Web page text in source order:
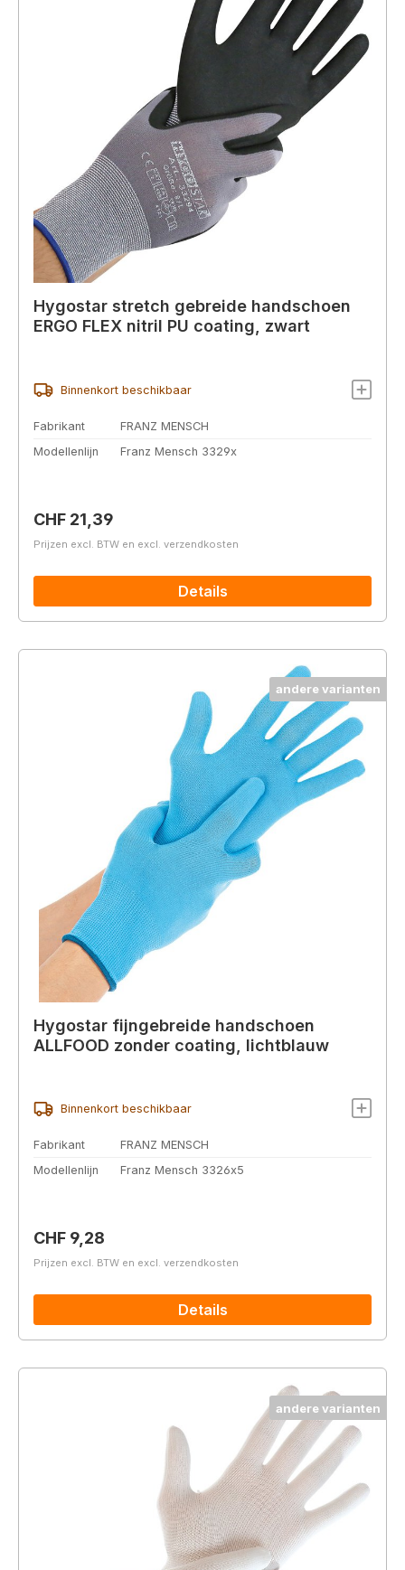
Hygostar stretch gebreide handschoen
ERGO FLEX nitril PU coating, zwart
Binnenkort beschikbaar
Fabrikant
FRANZ MENSCH
Modellenlijn
Franz Mensch 3329x
Normale prijs:
CHF 21,39
Prijzen excl. BTW en excl. verzendkosten
Details
andere varianten
Hygostar fijngebreide handschoen
ALLFOOD zonder coating, lichtblauw
Binnenkort beschikbaar
Fabrikant
FRANZ MENSCH
Modellenlijn
Franz Mensch 3326x5
Normale prijs:
CHF 9,28
Prijzen excl. BTW en excl. verzendkosten
Details
andere varianten